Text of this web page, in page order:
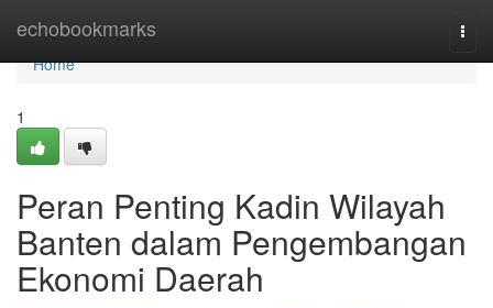
echobookmarks
Home
Home
1
Peran Penting Kadin Wilayah
Banten dalam Pengembangan
Ekonomi Daerah